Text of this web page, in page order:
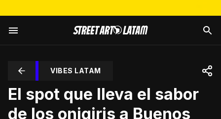
VIBES LATAM
El spot que lleva el sabor
de los onigiris a Buenos